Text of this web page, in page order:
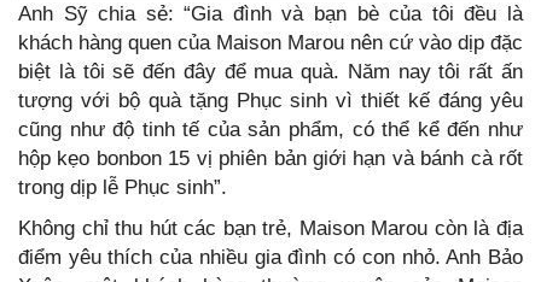
Anh Sỹ chia sẻ: “Gia đình và bạn bè của tôi đều là
khách hàng quen của Maison Marou nên cứ vào dịp đặc
biệt là tôi sẽ đến đây để mua quà. Năm nay tôi rất ấn
tượng với bộ quà tặng Phục sinh vì thiết kế đáng yêu
cũng như độ tinh tế của sản phẩm, có thể kể đến như
hộp kẹo bonbon 15 vị phiên bản giới hạn và bánh cà rốt
trong dịp lễ Phục sinh”.
Không chỉ thu hút các bạn trẻ, Maison Marou còn là địa
điểm yêu thích của nhiều gia đình có con nhỏ. Anh Bảo